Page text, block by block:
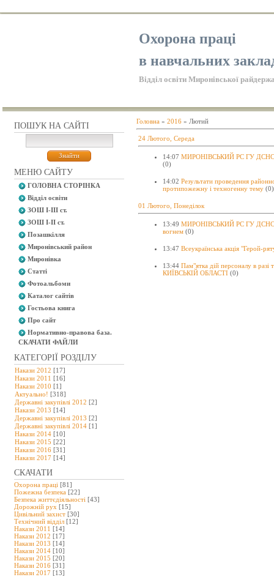
Охорона праці
в навчальних
Відділ освіти Миронівської
ПОШУК НА САЙТІ
МЕНЮ САЙТУ
ГОЛОВНА СТОРІНКА
Відділ освіти
ЗОШ І-ІІІ ст.
ЗОШ І-ІІ ст.
Позашкілля
Миронівський район
Миронівка
Статті
Фотоальбоми
Каталог сайтів
Гостьова книга
Про сайт
Нормативно-правова база.
СКАЧАТИ ФАЙЛИ
КАТЕГОРІЇ РОЗДІЛУ
Накази 2012 [17]
Накази 2011 [16]
Накази 2010 [1]
Актуально! [318]
Державні закупівлі 2012 [2]
Накази 2013 [14]
Державні закупівлі 2013 [2]
Державні закупівлі 2014 [1]
Накази 2014 [10]
Накази 2015 [22]
Накази 2016 [31]
Накази 2017 [14]
СКАЧАТИ
Охорона праці [81]
Пожежна безпека [22]
Безпека життєдіяльності [43]
Дорожній рух [15]
Цивільний захист [30]
Технічний відділ [12]
Накази 2011 [14]
Накази 2012 [17]
Накази 2013 [14]
Накази 2014 [10]
Накази 2015 [20]
Накази 2016 [31]
Накази 2017 [13]
Головна » 2016 » Лютий
24 Лютого, Середа
14:07 МИРОНІВСЬКИЙ РС ГУ ДСНС
(0)
14:02 Результати проведення
протипожежну і техногенну тему (0)
01 Лютого, Понеділок
13:49 МИРОНІВСЬКИЙ РС ГУ ДСНС
вогнем (0)
13:47 Всеукраїнська акція "Герой-
13:44 Пам"ятка дій персоналу в
КИЇВСЬКІЙ ОБЛАСТІ (0)